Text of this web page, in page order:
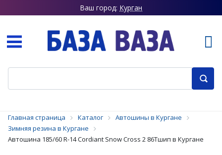
Ваш город: Курган
Главная страница Каталог
Автошины в Кургане
Зимняя резина в Кургане
Автошина 185/60 R-14 Cordiant Snow Cross 2 86Тшип в Кургане